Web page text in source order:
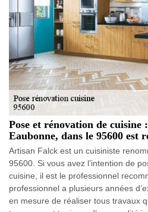
Pose et rénovation de
Eaubonne, dans le 95600 est
Artisan Falck est un cuisiniste
95600. Si vous avez l’intention de
cuisine, il est le professionnel
professionnel a plusieurs années
en mesure de réaliser tous travaux